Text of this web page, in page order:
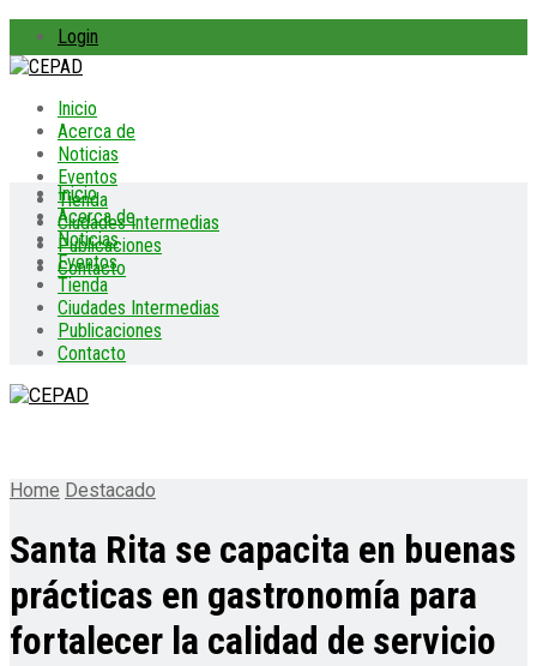
Login
Inicio
Acerca de
Noticias
Eventos
Tienda
Ciudades Intermedias
Publicaciones
Contacto
Inicio
Acerca de
Noticias
Eventos
Tienda
Ciudades Intermedias
Publicaciones
Contacto
Home Destacado
Santa Rita se capacita en buenas
prácticas en gastronomía para
fortalecer la calidad de servicio